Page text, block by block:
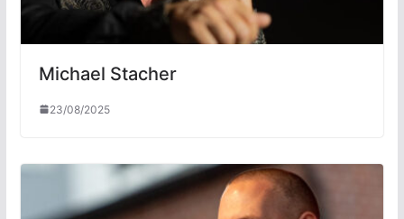
Michael Stacher
23/08/2025